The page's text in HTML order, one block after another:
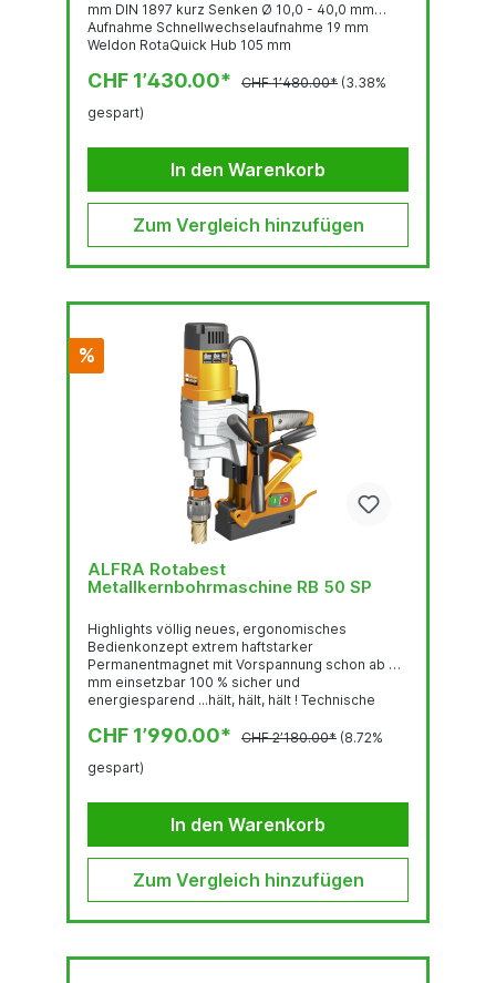
mm DIN 1897 kurz Senken Ø 10,0 - 40,0 mm
Aufnahme Schnellwechselaufnahme 19 mm
Weldon RotaQuick Hub 105 mm
450 U/min. Leistungsaufnahme 1.100 W Spannung
Point Load 2.800 N Tool Force (6 mm S235) Drill
Gewicht...
CHF 1’430.00* CHF 1’480.00* (3.38%
gespart)
In den Warenkorb
Zum Vergleich hinzufügen
%
ALFRA Rotabest
Metallkernbohrmaschine RB 50 SP
Highlights völlig neues, ergonomisches
Bedienkonzept extrem haftstarker
Permanentmagnet mit Vorspannung schon ab 3
mm einsetzbar 100 % sicher und
energiesparend ...hält, hält, hält ! Technische
50,0 mm Spiralbohrer Ø 1,0 - 20,0 mm DIN 1897...
CHF 1’990.00* CHF 2’180.00* (8.72%
gespart)
In den Warenkorb
Zum Vergleich hinzufügen